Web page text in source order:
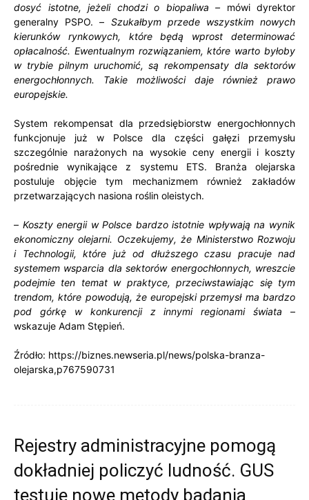
dosyć istotne, jeżeli chodzi o biopaliwa – mówi dyrektor
generalny PSPO. – Szukałbym przede wszystkim nowych
kierunków rynkowych, które będą wprost determinować
opłacalność. Ewentualnym rozwiązaniem, które warto byłoby
w trybie pilnym uruchomić, są rekompensaty dla sektorów
energochłonnych. Takie możliwości daje również prawo
europejskie.
System rekompensat dla przedsiębiorstw energochłonnych
funkcjonuje już w Polsce dla części gałęzi przemysłu
szczególnie narażonych na wysokie ceny energii i koszty
pośrednie wynikające z systemu ETS. Branża olejarska
postuluje objęcie tym mechanizmem również zakładów
przetwarzających nasiona roślin oleistych.
– Koszty energii w Polsce bardzo istotnie wpływają na wynik
ekonomiczny olejarni. Oczekujemy, że Ministerstwo Rozwoju
i Technologii, które już od dłuższego czasu pracuje nad
systemem wsparcia dla sektorów energochłonnych, wreszcie
podejmie ten temat w praktyce, przeciwstawiając się tym
trendom, które powodują, że europejski przemysł ma bardzo
pod górkę w konkurencji z innymi regionami świata –
wskazuje Adam Stępień.
Źródło: https://biznes.newseria.pl/news/polska-branza-
olejarska,p767590731
Rejestry administracyjne pomogą
dokładniej policzyć ludność. GUS
testuje nowe metody badania